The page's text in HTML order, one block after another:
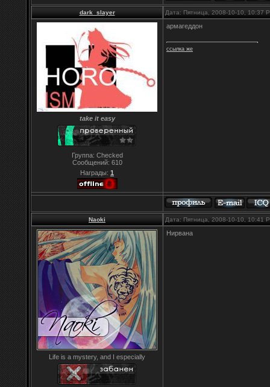
dark_slayer Дата: Пятница, 2008-10-10, 10:37
take it easy
Группа: Checked
Сообщений: 610
Награды: 1
армагеддон
ссылка же
Naoki Дата: Пятница, 2008-10-10, 10:41
Life is a mystery, and I especially
Нирвана